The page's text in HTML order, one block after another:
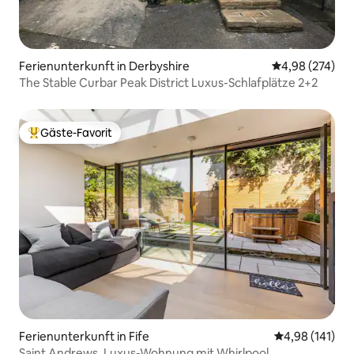
Ferienunterkunft in Derbyshire
4,98 (274)
The Stable Curbar Peak District Luxus-Schlafplätze 2+2
Beliebter Gäste-Favorit.
Gäste-Favorit
Ferienunterkunft in Fife
4,98 (141)